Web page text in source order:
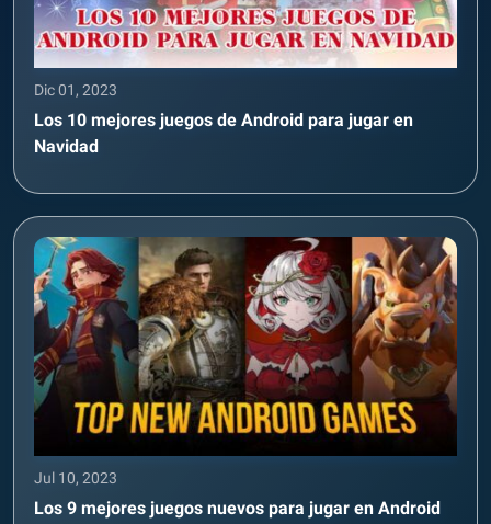
Dic 01, 2023
Los 10 mejores juegos de Android para jugar en
Navidad
Jul 10, 2023
Los 9 mejores juegos nuevos para jugar en Android